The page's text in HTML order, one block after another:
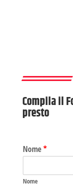
Compila il
presto
Nome*
Nome